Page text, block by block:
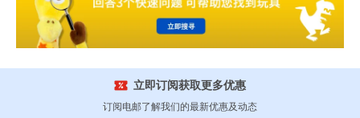
立即订阅获取更多优惠
订阅电邮了解我们的最新优惠及动态